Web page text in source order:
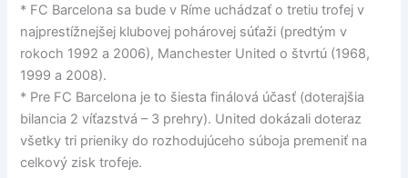
* FC Barcelona sa bude v Ríme uchádzať o tretiu trofej v
najprestížnejšej klubovej pohárovej súťaži (predtým v
rokoch 1992 a 2006), Manchester United o štvrtú (1968,
1999 a 2008).
* Pre FC Barcelona je to šiesta finálová účasť (doterajšia
bilancia 2 víťazstvá – 3 prehry). United dokázali doteraz
všetky tri prieniky do rozhodujúceho súboja premeniť na
celkový zisk trofeje.